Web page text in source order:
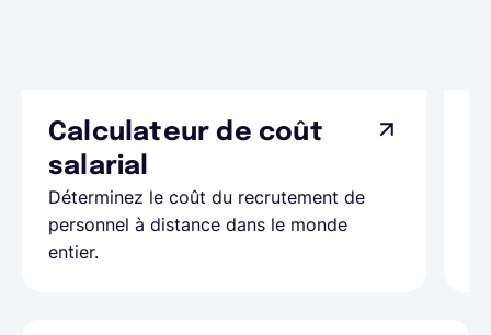
Calculateur de coût
salarial
Déterminez le coût du recrutement de
personnel à distance dans le monde
entier.